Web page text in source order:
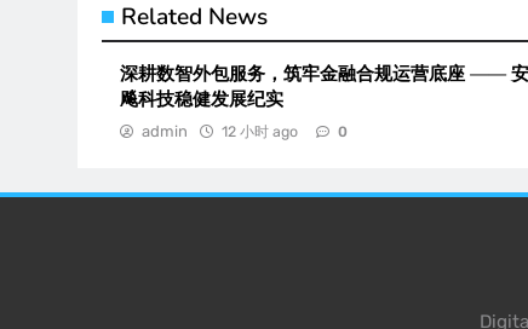
Related News
深耕数智外包服务，筑牢金融合规运营底座 ——
飚科技稳健发展纪实
admin 12 小时 ago 0